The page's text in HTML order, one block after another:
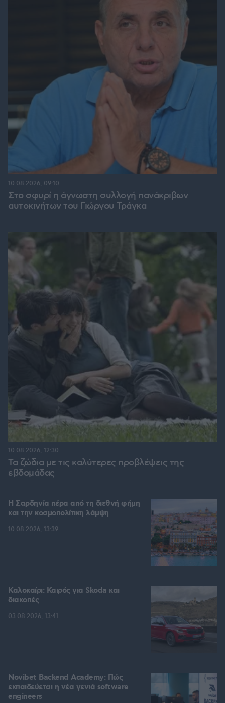
Στο σφυρί η άγνωστη συλλογή πανάκριβων
αυτοκινήτων του Γιώργου Τράγκα
10.08.2026, 09:10
Τα ζώδια με τις καλύτερες προβλέψεις της
εβδομάδας
10.08.2026, 12:30
Η Σαρδηνία πέρα από τη διεθνή φήμη
και την κοσμοπολίτικη λάμψη
10.08.2026, 13:39
Καλοκαίρι: Καιρός για Skoda και
διακοπές
03.08.2026, 13:41
Novibet Backend Academy: Πώς
εκπαιδεύεται η νέα γενιά software
engineers